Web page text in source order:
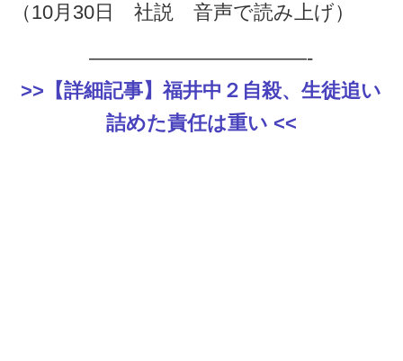
（10月30日 社説 音声で読み上げ）
———————————-
>>【詳細記事】福井中２自殺、生徒追い
詰めた責任は重い <<